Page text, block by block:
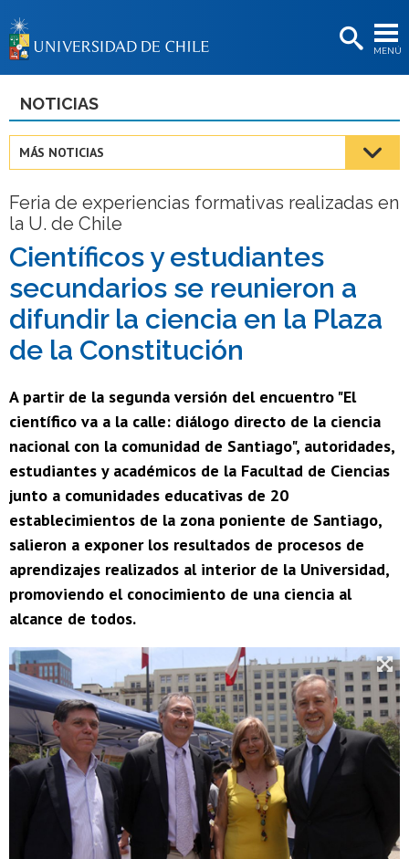
MENÚ
BIBLIOTECAS
Estudiantes
Académicas/os
Funcionarias/os
Egresadas/os
NOTICIAS
MÁS NOTICIAS
Feria de experiencias formativas realizadas en
la U. de Chile
Científicos y estudiantes
secundarios se reunieron a
difundir la ciencia en la Plaza
de la Constitución
A partir de la segunda versión del encuentro "El
científico va a la calle: diálogo directo de la ciencia
nacional con la comunidad de Santiago", autoridades,
estudiantes y académicos de la Facultad de Ciencias
junto a comunidades educativas de 20
establecimientos de la zona poniente de Santiago,
salieron a exponer los resultados de procesos de
aprendizajes realizados al interior de la Universidad,
promoviendo el conocimiento de una ciencia al
alcance de todos.